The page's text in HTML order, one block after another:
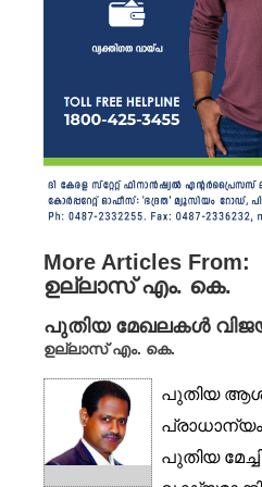
More Articles From:
ഉല്ലാസ് എം. കെ.
പുതിയ മേഖലകള്‍
ഉല്ലാസ് എം. കെ.
പുതിയ
പുതിയ